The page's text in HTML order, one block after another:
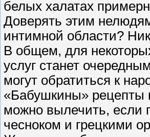
белых халатах
Доверять этим
интимной области?
В общем, для
услуг станет
могут обратиться к
«Бабушкины» рецепты
можно вылечить, если
чесноком и грецкими